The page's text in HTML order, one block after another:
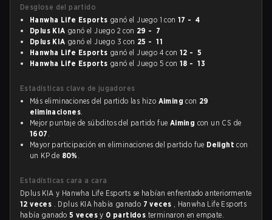
Desglose del partido
Hanwha Life Esports ganó el Juego 1 con17 - 4
Dplus KIA ganó el Juego 2 con 29 - 7
Dplus KIA ganó el Juego 3 con 25 - 11
Hanwha Life Esports ganó el Juego 4 con12 - 5
Hanwha Life Esports ganó el Juego 5 con18 - 13
Estadísticas clave de jugadores
Más eliminaciones del partido las hizo Aiming con 29
eliminaciones.
Mejor puntaje de súbditos del partido fue Aiming con un CS de
1607 .
Mayor participación en eliminaciones del partido fue Delight con
un KP de 80% .
Estadísticas cara a cara
Dplus KIA y Hanwha Life Esports se habían enfrentado anteriormente
12 veces . Dplus KIA había ganado 7 veces , Hanwha Life Esports
había ganado5 vecesy 0 partidos terminaron en empate.